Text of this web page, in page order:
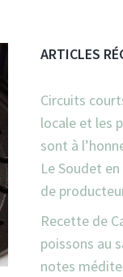
ARTICLES
Circuits
locale et les
sont à
Le Soudet
de
Recette de
poissons au
notes